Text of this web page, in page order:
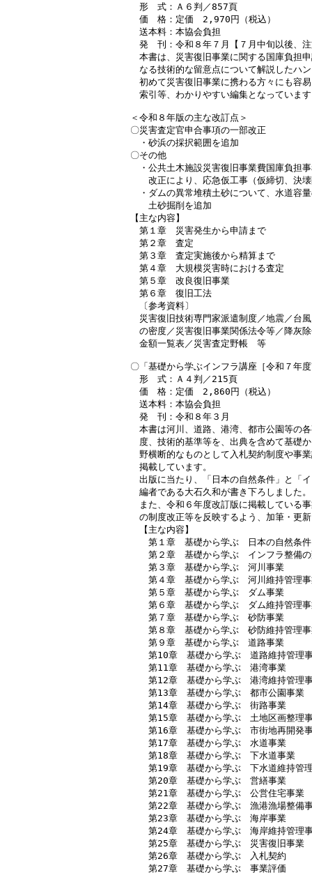
形　式：Ａ６判／857頁
価　格：定価　2,970円（税込）
送本料：本協会負担
発　刊：令和８年７月【７月中旬以後、
本書は、災害復旧事業に関する国庫負担
なる技術的な留意点について解説したハ
初めて災害復旧事業に携わる方々にも容
索引等、わかりやすい編集となっていま
＜令和８年版の主な改訂点＞
〇災害査定官申合事項の一部改正
・砂浜の採択範囲を追加
〇その他
・公共土木施設災害復旧事業費国庫負担
改正により、応急仮工事（仮締切、決壊
・ダムの異常堆積土砂について、水道容
土砂掘削を追加
【主な内容】
第１章　災害発生から申請まで
第２章　査定
第３章　査定実施後から精算まで
第４章　大規模災害時における査定
第５章　改良復旧事業
第６章　復旧工法
〔参考資料〕
災害復旧技術専門家派遣制度／地震／台
の密度／災害復旧事業関係法令等／降灰
金額一覧表／災害査定野帳　等
〇「基礎から学ぶインフラ講座［令和７年
形　式：Ａ４判／215頁
価　格：定価　2,860円（税込）
送本料：本協会負担
発　刊：令和８年３月
本書は河川、道路、港湾、都市公園等の
度、技術的基準等を、出典を含めて基礎
野横断的なものとして入札契約制度や事
掲載しています。
出版に当たり、「日本の自然条件」と「
編者である大石久和が書き下ろしました。
また、令和６年度改訂版に掲載している
の制度改正等を反映するよう、加筆・更
【主な内容】
第１章　基礎から学ぶ　日本の自然条件
第２章　基礎から学ぶ　インフラ整備の
第３章　基礎から学ぶ　河川事業
第４章　基礎から学ぶ　河川維持管理事
第５章　基礎から学ぶ　ダム事業
第６章　基礎から学ぶ　ダム維持管理事
第７章　基礎から学ぶ　砂防事業
第８章　基礎から学ぶ　砂防維持管理事
第９章　基礎から学ぶ　道路事業
第10章　基礎から学ぶ　道路維持管理
第11章　基礎から学ぶ　港湾事業
第12章　基礎から学ぶ　港湾維持管理
第13章　基礎から学ぶ　都市公園事業
第14章　基礎から学ぶ　街路事業
第15章　基礎から学ぶ　土地区画整理
第16章　基礎から学ぶ　市街地再開発
第17章　基礎から学ぶ　水道事業
第18章　基礎から学ぶ　下水道事業
第19章　基礎から学ぶ　下水道維持管
第20章　基礎から学ぶ　営繕事業
第21章　基礎から学ぶ　公営住宅事業
第22章　基礎から学ぶ　漁港漁場整備
第23章　基礎から学ぶ　海岸事業
第24章　基礎から学ぶ　海岸維持管理
第25章　基礎から学ぶ　災害復旧事業
第26章　基礎から学ぶ　入札契約
第27章　基礎から学ぶ　事業評価